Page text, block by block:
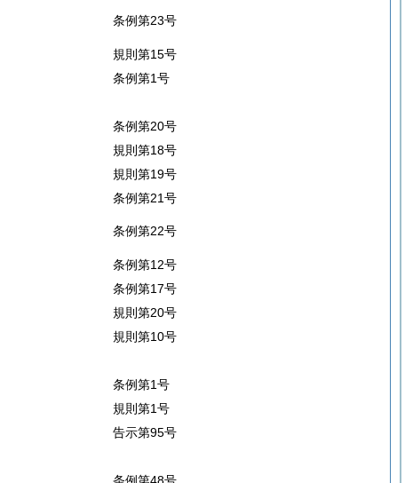
条例第23号
規則第15号
条例第1号
条例第20号
規則第18号
規則第19号
条例第21号
条例第22号
条例第12号
条例第17号
規則第20号
規則第10号
条例第1号
規則第1号
告示第95号